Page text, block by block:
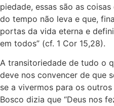
piedade, essas são as
do tempo não leva e que,
portas da vida eterna e
em todos” (cf. 1 Cor 15,28).
A transitoriedade de tudo o
deve nos convencer de que
se a vivermos para os
Bosco dizia que “Deus nos